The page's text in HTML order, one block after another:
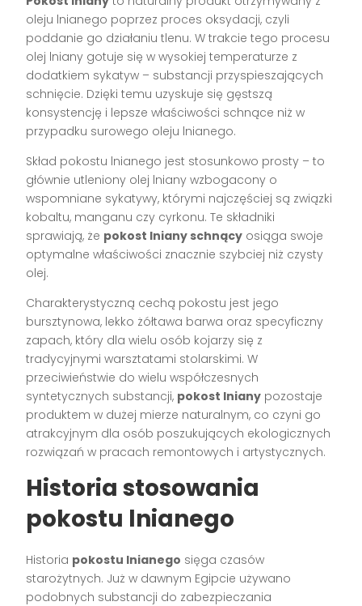
oleju lnianego poprzez proces oksydacji, czyli
poddanie go działaniu tlenu. W trakcie tego procesu
olej lniany gotuje się w wysokiej temperaturze z
dodatkiem sykatyw – substancji przyspieszających
schnięcie. Dzięki temu uzyskuje się gęstszą
konsystencję i lepsze właściwości schnące niż w
przypadku surowego oleju lnianego.
Skład pokostu lnianego jest stosunkowo prosty – to
głównie utleniony olej lniany wzbogacony o
wspomniane sykatywy, którymi najczęściej są związki
kobaltu, manganu czy cyrkonu. Te składniki
sprawiają, że pokost lniany schnący osiąga swoje
optymalne właściwości znacznie szybciej niż czysty
olej.
Charakterystyczną cechą pokostu jest jego
bursztynowa, lekko żółtawa barwa oraz specyficzny
zapach, który dla wielu osób kojarzy się z
tradycyjnymi warsztatami stolarskimi. W
przeciwieństwie do wielu współczesnych
syntetycznych substancji, pokost lniany pozostaje
produktem w dużej mierze naturalnym, co czyni go
atrakcyjnym dla osób poszukujących ekologicznych
rozwiązań w pracach remontowych i artystycznych.
Historia stosowania
pokostu lnianego
Historia pokostu lnianego sięga czasów
starożytnych. Już w dawnym Egipcie używano
podobnych substancji do zabezpieczania